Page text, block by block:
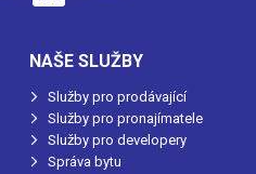
NAŠE SLUŽBY
Služby pro prodávající
Služby pro pronajímatele
Služby pro developery
Správa bytu